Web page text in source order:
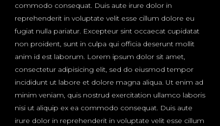
commodo consequat. Duis aute irure dolor in
reprehenderit in voluptate velit esse cillum dolore eu
fugiat nulla pariatur. Excepteur sint occaecat cupidatat
non proident, sunt in culpa qui officia deserunt mollit
anim id est laborum. Lorem ipsum dolor sit amet,
consectetur adipisicing elit, sed do eiusmod tempor
incididunt ut labore et dolore magna aliqua. Ut enim ad
minim veniam, quis nostrud exercitation ullamco laboris
nisi ut aliquip ex ea commodo consequat. Duis aute
irure dolor in reprehenderit in voluptate velit esse cillum